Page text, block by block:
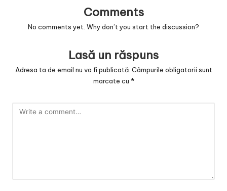
c
nl
Comments
No comments yet. Why don’t you start the discussion?
Lasă un răspuns
Adresa ta de email nu va fi publicată. Câmpurile obligatorii sunt
marcate cu *